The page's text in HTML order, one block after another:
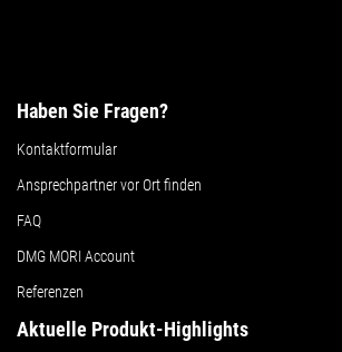
Haben Sie Fragen?
Kontaktformular
Ansprechpartner vor Ort finden
FAQ
DMG MORI Account
Referenzen
Aktuelle Produkt-Highlights